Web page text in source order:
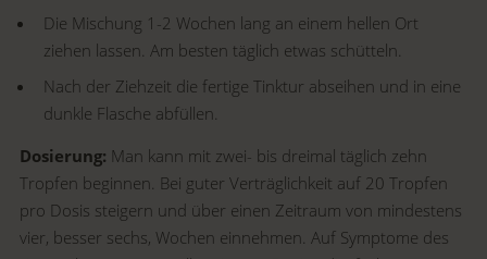
Die Mischung 1-2 Wochen lang an einem hellen Ort
ziehen lassen. Am besten täglich etwas schütteln.
Nach der Ziehzeit die fertige Tinktur abseihen und in eine
dunkle Flasche abfüllen.
Dosierung: Man kann mit zwei- bis dreimal täglich zehn
Tropfen beginnen. Bei guter Verträglichkeit auf 20 Tropfen
pro Dosis steigern und über einen Zeitraum von mindestens
vier, besser sechs, Wochen einnehmen. Auf Symptome des